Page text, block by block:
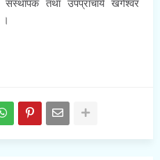
संस्थापक तथा उपप्राचार्य खगेश्वर
।